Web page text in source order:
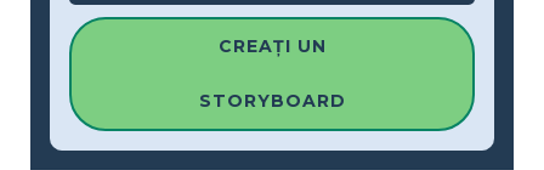
CREAȚI UN
STORYBOARD